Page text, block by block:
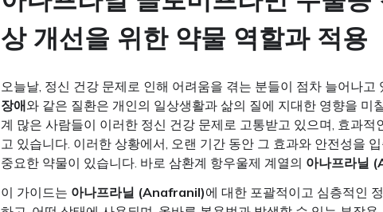
상 개선을 위한 약물 역할과 적용
오늘날, 정신 건강 문제로 인해 어려움을 겪는 분들이 점차 늘어나고
장애와 같은 질환은 개인의 일상생활과 삶의 질에 지대한 영향을 미
계 많은 사람들이 이러한 정신 건강 문제로 고통받고 있으며, 효과
고 있습니다. 이러한 상황에서, 오랜 기간 동안 그 효과와 안전성을
중요한 약물이 있습니다. 바로 삼환계 항우울제 계열의 아나프라닐
이 가이드는 아나프라닐 (Anafranil)에 대한 포괄적이고 심층적인